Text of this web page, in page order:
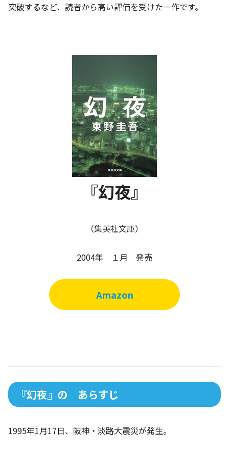
突破するなど、読者から高い評価を受けた一作です。
『幻夜』
（集英社文庫）
2004年 １月 発売
Amazon
『幻夜』の あらすじ
1995年1月17日、阪神・淡路大震災が発生。